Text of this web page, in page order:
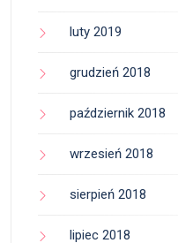
luty 2019
grudzień 2018
październik 2018
wrzesień 2018
sierpień 2018
lipiec 2018